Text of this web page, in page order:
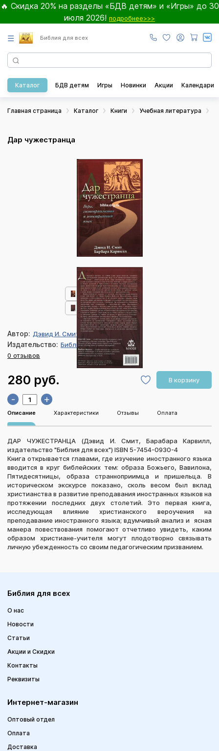
🔥 Скидка 20% на разделы «БДВ детям» и «Игры» до 30
июля 2026! подробнее>>>
☰ Библия для всех
Каталог БДВ детям Игры Новинки Акции Календари
Главная страница Каталог Книги Учебная литература
Дар чужестранца
Автор: Дэвид И. Смит, Барабара Карвилл
Издательство: Библия для всех
0 отзывов
280 руб. В корзину
- +
Описание Характеристики Отзывы Оплата
ДАР ЧУЖЕСТРАНЦА (Дэвид И. Смит, Барабара Карвилл,
издательство "Библия для всех") ISBN 5-7454-0930-4
Книга открывается главами, где изучение иностранного языка
вводится в круг библейских тем: образа Божьего, Вавилона,
Пятидесятницы, образа странноприимца и пришельца. В
историческом экскурсе показано, сколь весом был вклад
христианства в развитие преподавания иностранных языков на
протяжении последних двух столетий. Это первая книга,
исследующая влияние христианского вероучения на
преподавание иностранного языка; вдумчивый анализ и ясная
манера повествования помогают отчетливо увидеть, каким
образом христиане-учителя могут плодотворно связывать
личную убежденность со своим педагогическим призванием.
Библия для всех
О нас
Новости
Статьи
Акции и Скидки
Контакты
Реквизиты
Интернет-магазин
Оптовый отдел
Оплата
Доставка